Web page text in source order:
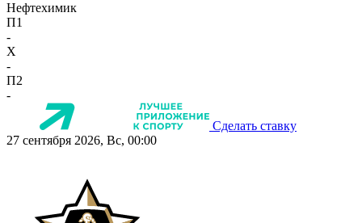
Нефтехимик
П1
-
X
-
П2
-
Сделать ставку
27 сентября 2026, Вс, 00:00